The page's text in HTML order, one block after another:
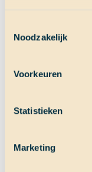
Noodzakelijk
Voorkeuren
Statistieken
Marketing